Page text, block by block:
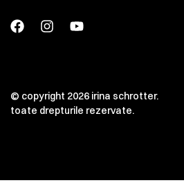
© copyright 2026 irina schrotter.
toate drepturile rezervate.